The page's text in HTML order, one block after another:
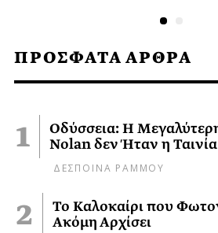
ΠΡΟΣΦΑΤΑ ΑΡΘΡΑ
Οδύσσεια: Η
Nolan δεν Ήταν η Ταινία
ΔΕΣΠΟΙΝΑ ΡΑΜΜΟΥ
Το Καλοκαίρι που
Ακόμη Αρχίσει